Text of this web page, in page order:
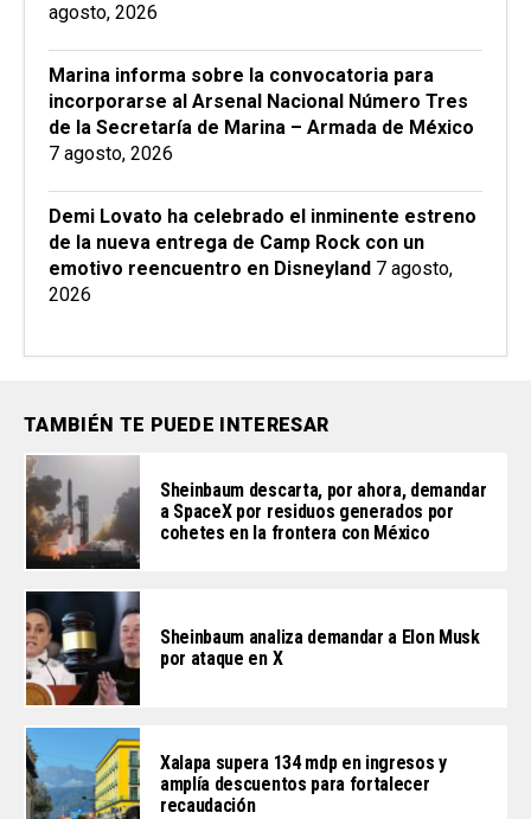
agosto, 2026
Marina informa sobre la convocatoria para
incorporarse al Arsenal Nacional Número Tres
de la Secretaría de Marina – Armada de México
7 agosto, 2026
Demi Lovato ha celebrado el inminente estreno
de la nueva entrega de Camp Rock con un
emotivo reencuentro en Disneyland 7 agosto,
2026
TAMBIÉN TE PUEDE INTERESAR
Sheinbaum descarta, por ahora, demandar
a SpaceX por residuos generados por
cohetes en la frontera con México
Sheinbaum analiza demandar a Elon Musk
por ataque en X
Xalapa supera 134 mdp en ingresos y
amplía descuentos para fortalecer
recaudación